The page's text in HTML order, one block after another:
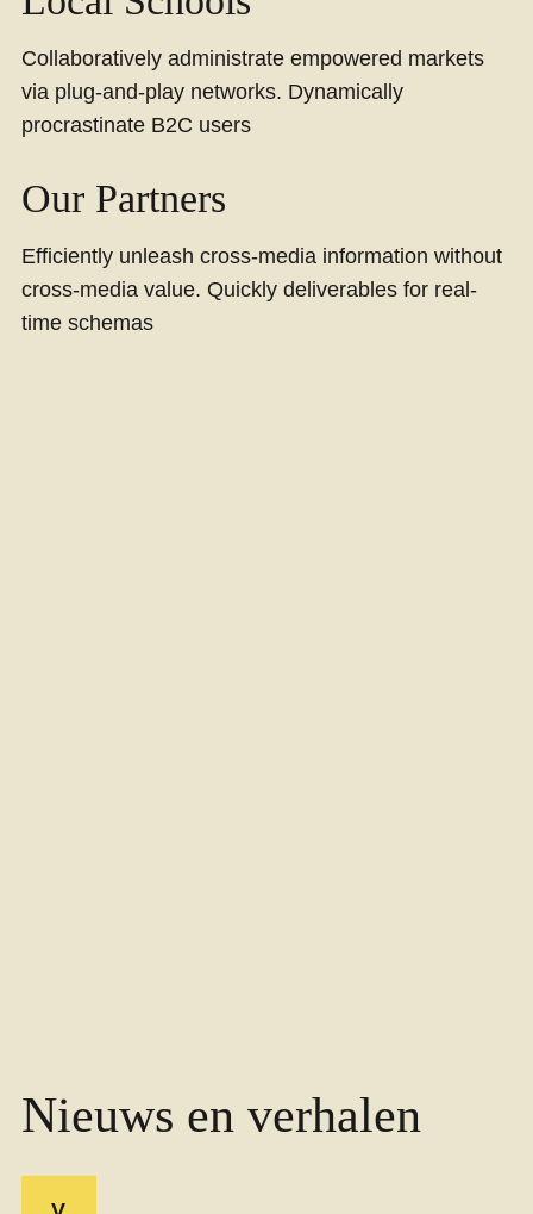
Collaboratively administrate empowered markets
via plug-and-play networks. Dynamically
procrastinate B2C users
Our Partners
Efficiently unleash cross-media information without
cross-media value. Quickly deliverables for real-
time schemas
Nieuws en verhalen